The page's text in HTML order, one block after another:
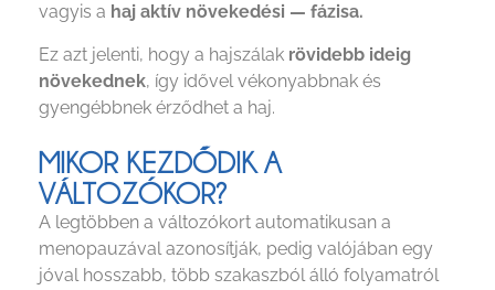
vagyis a haj aktív növekedési — fázisa.
Ez azt jelenti, hogy a hajszálak rövidebb ideig
növekednek, így idővel vékonyabbnak és
gyengébbnek érződhet a haj.
MIKOR KEZDŐDIK A
VÁLTOZÓKOR?
A legtöbben a változókort automatikusan a
menopauzával azonosítják, pedig valójában egy
jóval hosszabb, több szakaszból álló folyamatról